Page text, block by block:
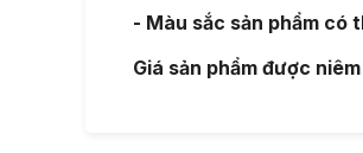
- Màu sắc sản phẩm có
Giá sản phẩm được